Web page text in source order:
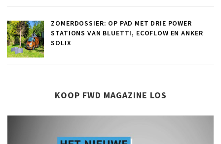
ZOMERDOSSIER: OP PAD MET DRIE POWER
STATIONS VAN BLUETTI, ECOFLOW EN ANKER
SOLIX
KOOP FWD MAGAZINE LOS